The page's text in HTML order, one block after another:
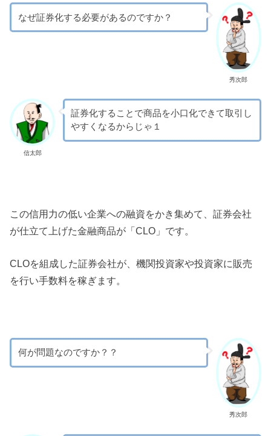
秀次郎
なぜ証券化する必要があるのですか？
信太郎
証券化することで商品を小口化できて取引し
やすくなるからじゃ１
この信用力の低い企業への融資をかき集めて、証券会社
が仕立て上げた金融商品が「CLO」です。
CLOを組成した証券会社が、機関投資家や投資家に販売
を行い手数料を稼ぎます。
秀次郎
何が問題なのですか？？